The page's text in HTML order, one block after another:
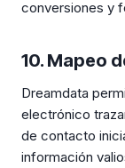
conversiones y
10. Mapeo
Dreamdata
electrónico
de contacto
información